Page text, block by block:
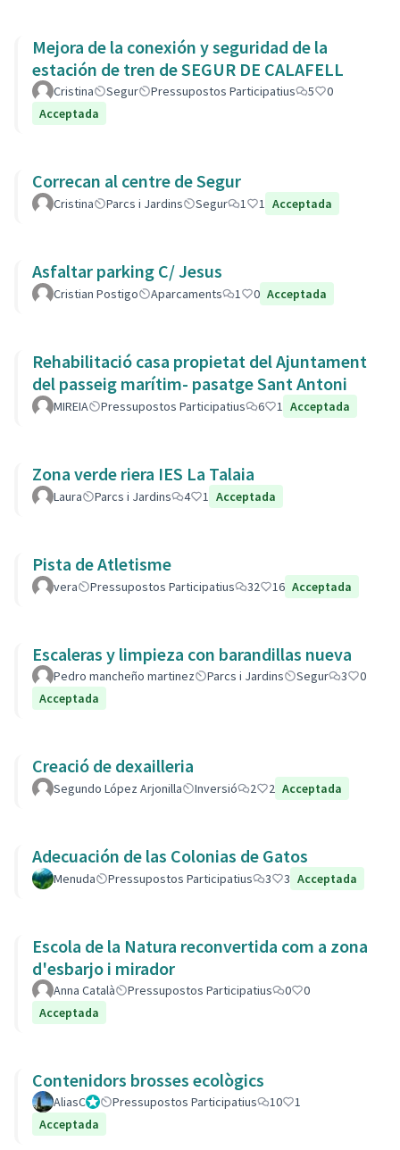
Mejora de la conexión y seguridad de la
estación de tren de SEGUR DE CALAFELL
Cristina Segur Pressupostos Participatius 5
0
Acceptada
Correcan al centre de Segur
Cristina Parcs i Jardins Segur 1 1 Acceptada
Asfaltar parking C/ Jesus
Cristian Postigo Aparcaments 1 0 Acceptada
Rehabilitació casa propietat del Ajuntament
del passeig marítim- pasatge Sant Antoni
MIREIA Pressupostos Participatius 6 1 Acceptada
Zona verde riera IES La Talaia
Laura Parcs i Jardins 4 1 Acceptada
Pista de Atletisme
vera Pressupostos Participatius 32 16 Acceptada
Escaleras y limpieza con barandillas nueva
Pedro mancheño martinez Parcs i Jardins Segur 3
0
Acceptada
Creació de dexailleria
Segundo López Arjonilla Inversió 2 2 Acceptada
Adecuación de las Colonias de Gatos
Menuda Pressupostos Participatius 3 3 Acceptada
Escola de la Natura reconvertida com a zona
d'esbarjo i mirador
Anna Català Pressupostos Participatius 0
0
Acceptada
Contenidors brosses ecològics
AliasCGestorPressupostos Participatius 10
1
Acceptada